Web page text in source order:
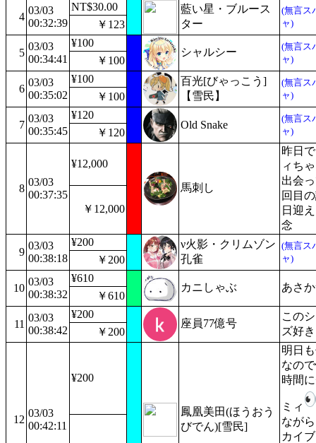
4
03/03
00:32:39
NT$30.00
藍い星・ブルース
ター
(無言ス
ャ)
￥123
5
03/03
00:34:41
¥100
シャルシー
(無言ス
ャ)
￥100
6
03/03
00:35:02
¥100
百光[びゃっこう]
【雪民】
(無言ス
ャ)
￥100
7
03/03
00:35:45
¥120
Old Snake
(無言ス
ャ)
￥120
8
03/03
00:37:35
¥12,000
馬刺し
昨日
ィち
出会
回目
日迎
念
￥12,000
9
03/03
00:38:18
¥200
ν火影・クリムゾン
孔雀
(無言ス
ャ)
￥200
10
03/03
00:38:32
¥610
カニしゃぶ あさ
￥610
11
03/03
00:38:42
¥200
座員77億号
この
ズ好き
￥200
12
03/03
00:42:11
¥200
鳳凰美田(ほうおう
びでん)[雪民]
明日
なの
時間
ミィ
なが
カイ